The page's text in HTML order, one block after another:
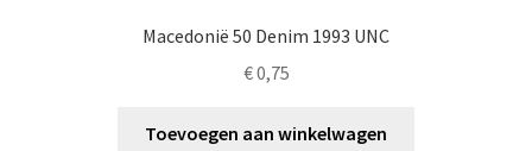
Macedonië 50 Denim 1993 UNC
€0,75
Toevoegen aan winkelwagen